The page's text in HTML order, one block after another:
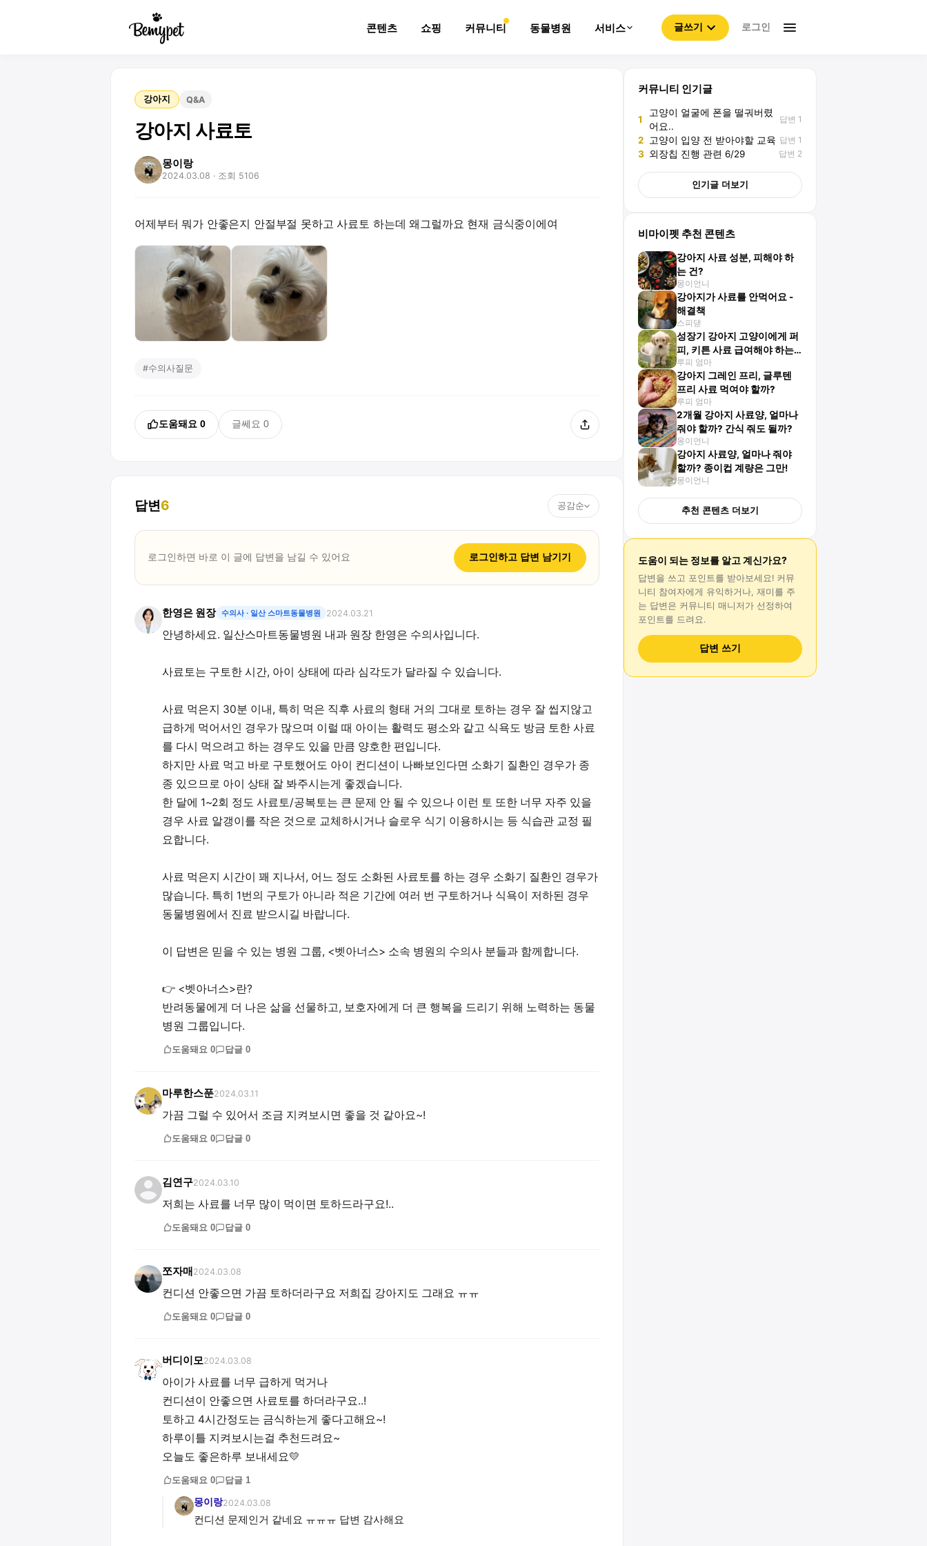
콘텐츠 쇼핑 커뮤니티 동물병원 서비스 글쓰기 로그인
강아지 Q&A
강아지 사료토
몽이랑
2024.03.08 · 조회 5106
어제부터 뭐가 안좋은지 안절부절 못하고 사료토 하는데 왜그럴까요 현재 금식중이에여
#수의사질문
도움돼요 0 글쎄요 0
답변6 공감순
로그인하면 바로 이 글에 답변을 남길 수 있어요 로그인하고 답변 남기기
한영은 원장 수의사· 일산 스마트동물병원 2024.03.21
안녕하세요. 일산스마트동물병원 내과 원장 한영은 수의사입니다.
사료토는 구토한 시간, 아이 상태에 따라 심각도가 달라질 수 있습니다.
사료 먹은지 30분 이내, 특히 먹은 직후 사료의 형태 거의 그대로 토하는 경우 잘 씹지않고
급하게 먹어서인 경우가 많으며 이럴 때 아이는 활력도 평소와 같고 식욕도 방금 토한 사료
를 다시 먹으려고 하는 경우도 있을 만큼 양호한 편입니다.
하지만 사료 먹고 바로 구토했어도 아이 컨디션이 나빠보인다면 소화기 질환인 경우가 종
종 있으므로 아이 상태 잘 봐주시는게 좋겠습니다.
한 달에 1~2회 정도 사료토/공복토는 큰 문제 안 될 수 있으나 이런 토 또한 너무 자주 있을
경우 사료 알갱이를 작은 것으로 교체하시거나 슬로우 식기 이용하시는 등 식습관 교정 필
요합니다.
사료 먹은지 시간이 꽤 지나서, 어느 정도 소화된 사료토를 하는 경우 소화기 질환인 경우가
많습니다. 특히 1번의 구토가 아니라 적은 기간에 여러 번 구토하거나 식욕이 저하된 경우
동물병원에서 진료 받으시길 바랍니다.
이 답변은 믿을 수 있는 병원 그룹, <벳아너스> 소속 병원의 수의사 분들과 함께합니다.
👉 <벳아너스>란?
반려동물에게 더 나은 삶을 선물하고, 보호자에게 더 큰 행복을 드리기 위해 노력하는 동물
병원 그룹입니다.
도움돼요 0 답글 0
마루한스푼2024.03.11
가끔 그럴 수 있어서 조금 지켜보시면 좋을 것 같아요~!
도움돼요 0 답글 0
김연구2024.03.10
저희는 사료를 너무 많이 먹이면 토하드라구요!..
도움돼요 0 답글 0
쪼자매 2024.03.08
컨디션 안좋으면 가끔 토하더라구요 저희집 강아지도 그래요 ㅠㅠ
도움돼요 0 답글 0
버디이모2024.03.08
아이가 사료를 너무 급하게 먹거나
컨디션이 안좋으면 사료토를 하더라구요..!
토하고 4시간정도는 금식하는게 좋다고해요~!
하루이틀 지켜보시는걸 추천드려요~
오늘도 좋은하루 보내세요💛
도움돼요 0 답글 1
몽이랑2024.03.08
컨디션 문제인거 같네요 ㅠㅠㅠ 답변 감사해요
커뮤니티 인기글
1
고양이 얼굴에 폰을 떨궈버렸
어요..
답변 1
2 고양이 입양 전 받아야할 교육 답변 1
3 외장칩 진행 관련 6/29 답변 2
인기글 더보기
비마이펫 추천 콘텐츠
강아지 사료 성분, 피해야 하
는 건?
몽이언니
강아지가 사료를 안먹어요 -
해결책
스피댇
성장기 강아지 고양이에게 퍼
피, 키튼 사료 급여해야 하는
이유
루피 엄마
강아지 그레인 프리, 글루텐
프리 사료 먹여야 할까?
루피 엄마
2개월 강아지 사료양, 얼마나
줘야 할까? 간식 줘도 될까?
몽이언니
강아지 사료양, 얼마나 줘야
할까? 종이컵 계량은 그만!
몽이언니
추천 콘텐츠 더보기
도움이 되는 정보를 알고 계신가요?
답변 을 쓰고 포인트를 받아보세요! 커뮤
니티 참여자에게 유익하거나, 재미를 주
는 답변 은 커뮤니티 매니저가 선정하여
포인트를 드려요.
답변 쓰기